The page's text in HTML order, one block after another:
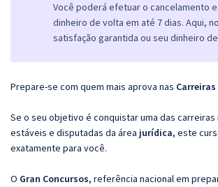
Você poderá efetuar o cancelamento
dinheiro de volta em até 7 dias. Aqui,
satisfação garantida ou seu dinheiro
Prepare-se com quem mais aprova nas
Se o seu objetivo é conquistar uma das carreiras
estáveis e disputadas da área jurídica, este
exatamente para você.
O Gran Concursos, referência nacional em